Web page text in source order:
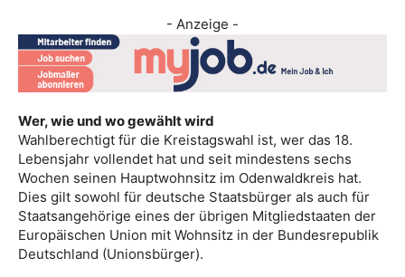
- Anzeige -
Wer, wie und wo gewählt wird
Wahlberechtigt für die Kreistagswahl ist, wer das 18.
Lebensjahr vollendet hat und seit mindestens sechs
Wochen seinen Hauptwohnsitz im Odenwaldkreis hat.
Dies gilt sowohl für deutsche Staatsbürger als auch für
Staatsangehörige eines der übrigen Mitgliedstaaten der
Europäischen Union mit Wohnsitz in der Bundesrepublik
Deutschland (Unionsbürger).